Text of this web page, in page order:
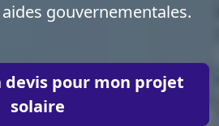
gouvernementales.
devis pour mon projet
solaire